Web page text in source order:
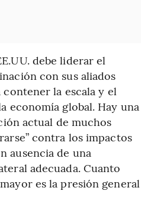
debe liderar el
con sus aliados
la escala y el
economía global. Hay una
actual de muchos
contra los impactos
ausencia de una
adecuada. Cuanto
es la presión general